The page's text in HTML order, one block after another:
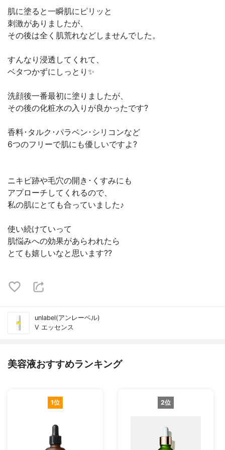
肌に塗ると一瞬肌にピリッと
刺激がありましたが、
その後は全く肌荒れなどしませんでした。
すんなり浸透してくれて、
ベタつかずにしっとり✨
洗顔後一番最初に塗りましたが、
その後の化粧水の入りが良かったです?
香料･タルク･パラベン･シリコンなど
6つのフリーで肌にも優しいですよ?
ニキビ跡や毛穴の開き･くすみにも
アプローチしてくれるので、
私の肌にとても合っていました♪
使い続けていって
肌悩みへの効果があらわれたら
とても嬉しいなと思います??
unlabel(アンレーベル)
V エッセンス
美容液おすすめランキング
1位 2位